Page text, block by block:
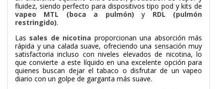
fluidez, siendo perfecto para dispositivos tipo pod y kits de
vapeo MTL (boca a pulmón) y RDL (pulmón
restringido).
Las sales de nicotina proporcionan una absorción más
rápida y una calada suave, ofreciendo una sensación muy
satisfactoria incluso con niveles elevados de nicotina, lo
que convierte a este líquido en una excelente opción para
quienes buscan dejar el tabaco o disfrutar de un vapeo
diario con un golpe de garganta más suave.